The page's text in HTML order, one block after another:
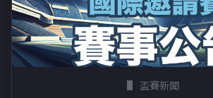
盃賽新聞